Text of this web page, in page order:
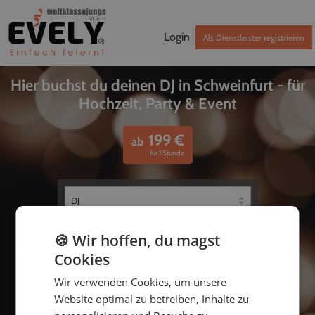
Login Als Dienstleister registrieren
Hier buchst du deinen DJ in Schweinfurt - für
Hochzeit, Party & Event
ab 199€
für 1 Stunde
bis
🍪 Wir hoffen, du magst
Cookies
Wir verwenden Cookies, um unsere
Website optimal zu betreiben, Inhalte zu